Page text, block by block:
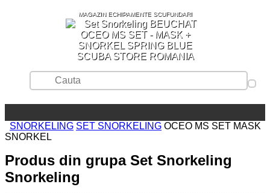
MAGAZIN ECHIPAMENTE SCUFUNDARI
SCUBA STORE ROMANIA
SNORKELING SET SNORKELING OCEO MS SET MASK
SNORKEL
Produs din grupa Set Snorkeling
Snorkeling